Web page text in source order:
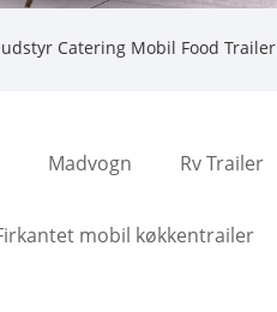
Catering Mobil Food
Madvogn Rv Trailer
mobil køkkentrailer